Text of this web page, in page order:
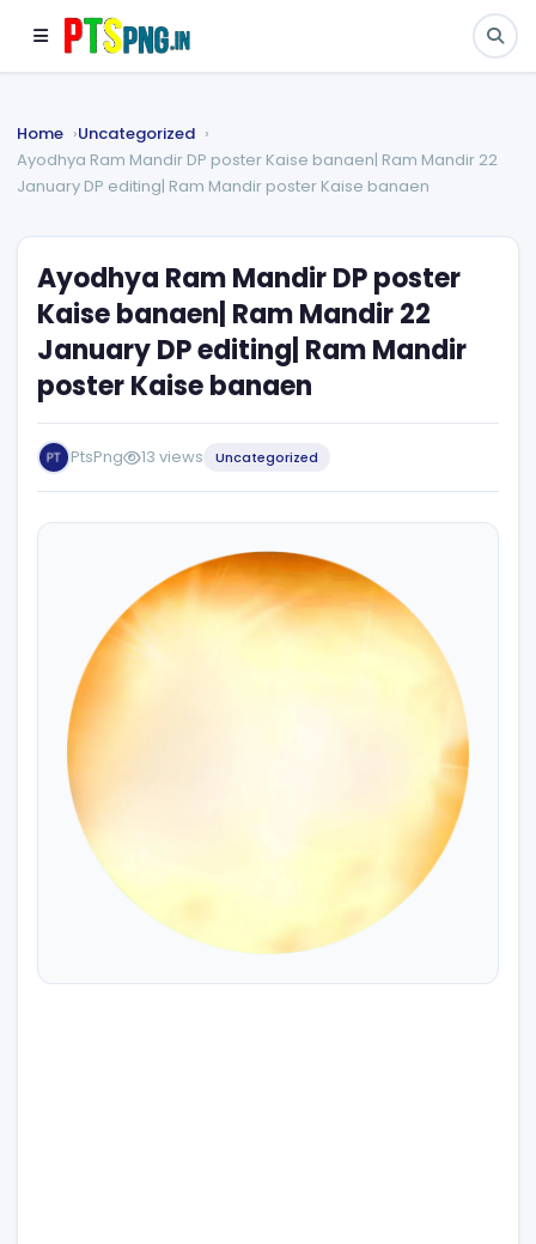
Home
Uncategorized
Ayodhya Ram Mandir DP poster Kaise banaen| Ram Mandir 22
January DP editing| Ram Mandir poster Kaise banaen
Ayodhya Ram Mandir DP poster
Kaise banaen| Ram Mandir 22
January DP editing| Ram Mandir
poster Kaise banaen
PtsPng 13 views Uncategorized